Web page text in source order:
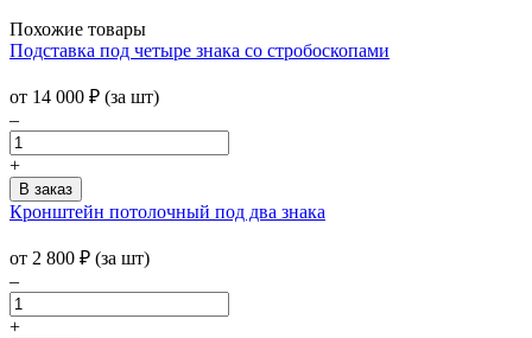
Похожие товары
Подставка под четыре знака со стробоскопами
от 14 000 ₽ (за шт)
–
+
Кронштейн потолочный под два знака
от 2 800 ₽ (за шт)
–
+